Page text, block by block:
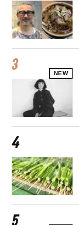
NEW